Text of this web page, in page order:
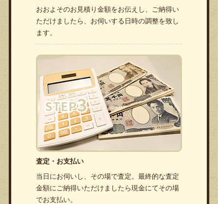
おおよそのお見積り金額をお伝えし、ご納得い
ただけましたら、お伺いする日時の調整を致し
ます。
査定・お支払い
当日にお伺いし、その場で査定。最終的な査定
金額にご納得いただけましたら現金にてその場
でお支払い。